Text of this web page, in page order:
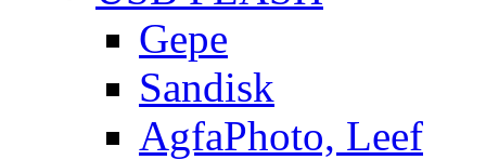
Gepe
Sandisk
AgfaPhoto, Leef